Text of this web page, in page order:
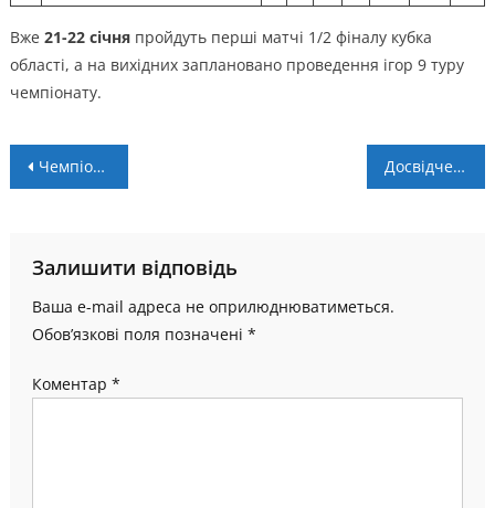
Вже 21-22 січняпройдуть перші матчі 1/2 фіналу кубка
області, а на вихідних заплановано проведення ігор 9 туру
чемпіонату.
Навігація
Чемпіонат області. Дозаявки: легендарні “енергетики” знову в справі Досвідчений Локатир, стабільний Козенко і тренер Дриган – символічна збірна 8 туру чемпіонату області
Залишити відповідь
Ваша e-mail адреса не оприлюднюватиметься.
Обов’язкові поля позначені *
Коментар *